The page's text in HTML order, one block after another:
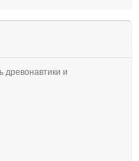
древонавтики и